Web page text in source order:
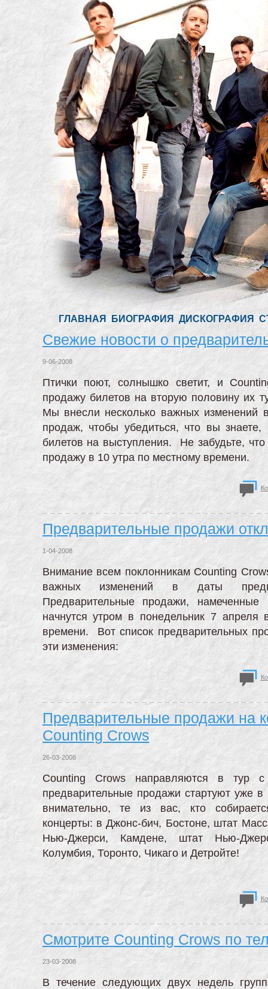
ГЛАВНАЯ БИОГРАФИЯ ДИСКОГРАФИЯ
Свежие новости о
9-06-2008
Птички поют, солнышко светит, и
продажу билетов на вторую половину их
Мы внесли несколько важных изменений
продаж, чтобы убедиться, что вы знаете,
билетов на выступления. Не забудьте,
продажу в 10 утра по местному времени.
Предварительные продажи
1-04-2008
Внимание всем поклонникам Counting
важных изменений в даты
Предварительные продажи,
начнутся утром в понедельник 7
времени. Вот список предварительных
эти изменения:
Предварительные продажи на
Counting Crows
26-03-2008
Counting Crows направляются в тур
предварительные продажи стартуют уже
внимательно, те из вас, кто
концерты: в Джонс-бич, Бостоне, штат
Нью-Джерси, Камдене, штат Нью-
Колумбия, Торонто, Чикаго и Детройте!
Смотрите Counting Crows по
23-03-2008
В течение следующих двух недель